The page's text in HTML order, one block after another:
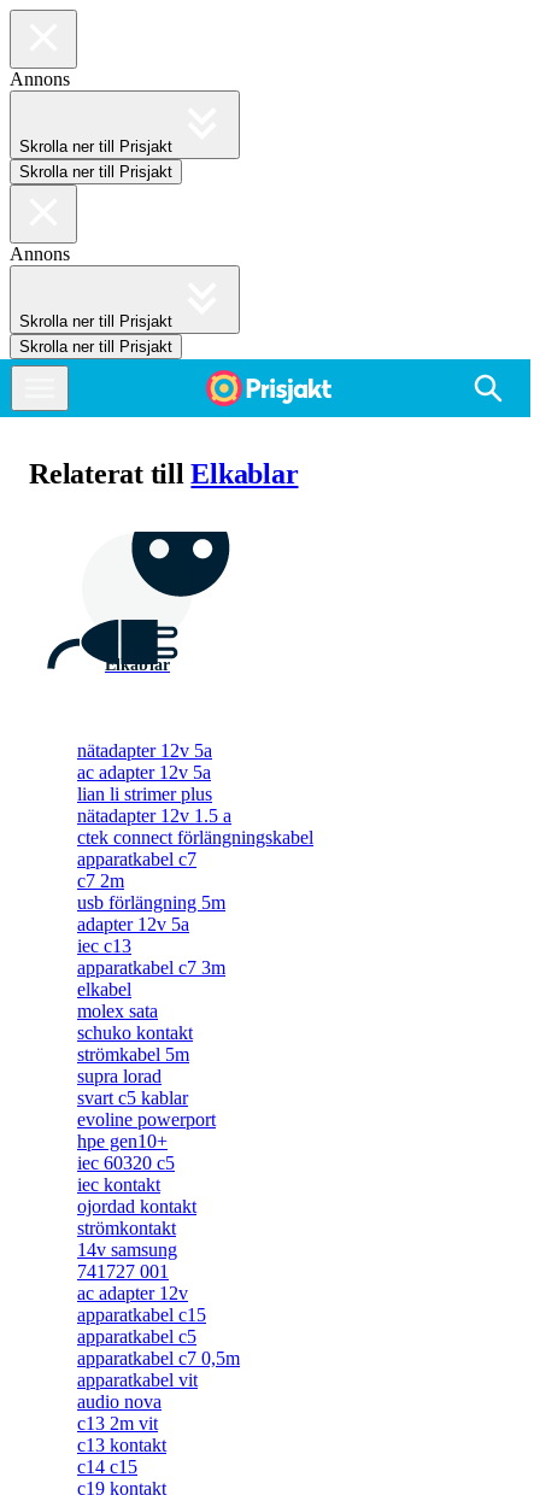
Annons
Skrolla ner till Prisjakt
Skrolla ner till Prisjakt
Annons
Skrolla ner till Prisjakt
Skrolla ner till Prisjakt
Relaterat tillElkablar
Elkablar
nätadapter 12v 5a
ac adapter 12v 5a
lian li strimer plus
nätadapter 12v 1.5 a
ctek connect förlängningskabel
apparatkabel c7
c7 2m
usb förlängning 5m
adapter 12v 5a
iec c13
apparatkabel c7 3m
elkabel
molex sata
schuko kontakt
strömkabel 5m
supra lorad
svart c5 kablar
evoline powerport
hpe gen10+
iec 60320 c5
iec kontakt
ojordad kontakt
strömkontakt
14v samsung
741727 001
ac adapter 12v
apparatkabel c15
apparatkabel c5
apparatkabel c7 0,5m
apparatkabel vit
audio nova
c13 2m vit
c13 kontakt
c14 c15
c19 kontakt